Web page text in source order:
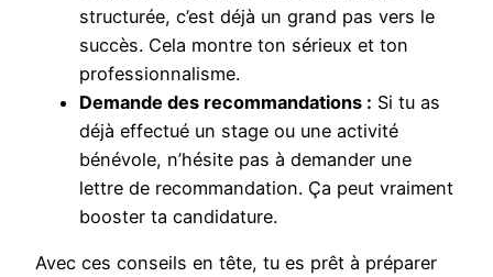
structurée, c’est déjà un grand pas vers le
succès. Cela montre ton sérieux et ton
professionnalisme.
Demande des recommandations : Si tu as
déjà effectué un stage ou une activité
bénévole, n’hésite pas à demander une
lettre de recommandation. Ça peut vraiment
booster ta candidature.
Avec ces conseils en tête, tu es prêt à préparer